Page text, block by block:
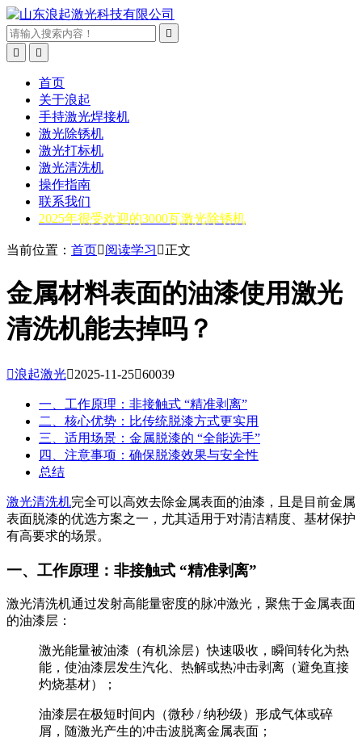



首页
关于浪起
手持激光焊接机
激光除锈机
激光打标机
激光清洗机
操作指南
联系我们
2025年很受欢迎的3000瓦激光除锈机
当前位置： 首页阅读学习 正文
金属材料表面的油漆使用激光
清洗机能去掉吗？
浪起激光2025-11-2560039
一、工作原理：非接触式 “精准剥离”
二、核心优势：比传统脱漆方式更实用
三、适用场景：金属脱漆的 “全能选手”
四、注意事项：确保脱漆效果与安全性
总结
激光清洗机完全可以高效去除金属表面的油漆，且是目前金属
表面脱漆的优选方案之一，尤其适用于对清洁精度、基材保护
有高要求的场景。
一、工作原理：非接触式 “精准剥离”
激光清洗机通过发射高能量密度的脉冲激光，聚焦于金属表面
的油漆层：
激光能量被油漆（有机涂层）快速吸收，瞬间转化为热
能，使油漆层发生汽化、热解或热冲击剥离（避免直接
灼烧基材）；
油漆层在极短时间内（微秒 / 纳秒级）形成气体或碎
屑，随激光产生的冲击波脱离金属表面；